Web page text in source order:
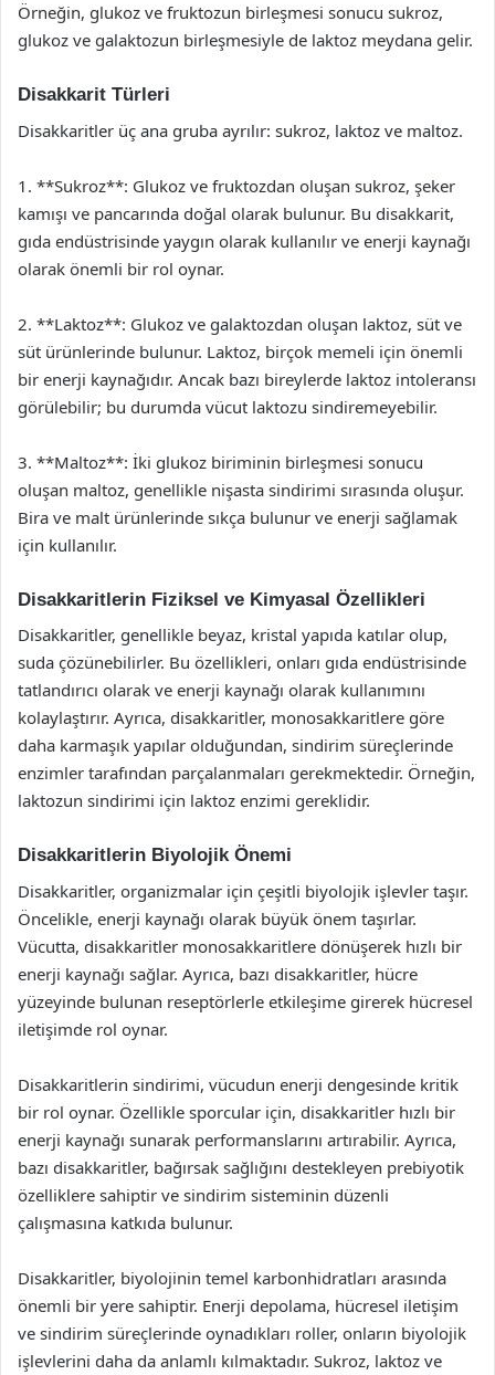
Örneğin, glukoz ve fruktozun birleşmesi sonucu sukroz,
glukoz ve galaktozun birleşmesiyle de laktoz meydana gelir.
Disakkarit Türleri
Disakkaritler üç ana gruba ayrılır: sukroz, laktoz ve maltoz.
1. **Sukroz**: Glukoz ve fruktozdan oluşan sukroz, şeker
kamışı ve pancarında doğal olarak bulunur. Bu disakkarit,
gıda endüstrisinde yaygın olarak kullanılır ve enerji kaynağı
olarak önemli bir rol oynar.
2. **Laktoz**: Glukoz ve galaktozdan oluşan laktoz, süt ve
süt ürünlerinde bulunur. Laktoz, birçok memeli için önemli
bir enerji kaynağıdır. Ancak bazı bireylerde laktoz intoleransı
görülebilir; bu durumda vücut laktozu sindiremeyebilir.
3. **Maltoz**: İki glukoz biriminin birleşmesi sonucu
oluşan maltoz, genellikle nişasta sindirimi sırasında oluşur.
Bira ve malt ürünlerinde sıkça bulunur ve enerji sağlamak
için kullanılır.
Disakkaritlerin Fiziksel ve Kimyasal Özellikleri
Disakkaritler, genellikle beyaz, kristal yapıda katılar olup,
suda çözünebilirler. Bu özellikleri, onları gıda endüstrisinde
tatlandırıcı olarak ve enerji kaynağı olarak kullanımını
kolaylaştırır. Ayrıca, disakkaritler, monosakkaritlere göre
daha karmaşık yapılar olduğundan, sindirim süreçlerinde
enzimler tarafından parçalanmaları gerekmektedir. Örneğin,
laktozun sindirimi için laktoz enzimi gereklidir.
Disakkaritlerin Biyolojik Önemi
Disakkaritler, organizmalar için çeşitli biyolojik işlevler taşır.
Öncelikle, enerji kaynağı olarak büyük önem taşırlar.
Vücutta, disakkaritler monosakkaritlere dönüşerek hızlı bir
enerji kaynağı sağlar. Ayrıca, bazı disakkaritler, hücre
yüzeyinde bulunan reseptörlerle etkileşime girerek hücresel
iletişimde rol oynar.
Disakkaritlerin sindirimi, vücudun enerji dengesinde kritik
bir rol oynar. Özellikle sporcular için, disakkaritler hızlı bir
enerji kaynağı sunarak performanslarını artırabilir. Ayrıca,
bazı disakkaritler, bağırsak sağlığını destekleyen prebiyotik
özelliklere sahiptir ve sindirim sisteminin düzenli
çalışmasına katkıda bulunur.
Disakkaritler, biyolojinin temel karbonhidratları arasında
önemli bir yere sahiptir. Enerji depolama, hücresel iletişim
ve sindirim süreçlerinde oynadıkları roller, onların biyolojik
işlevlerini daha da anlamlı kılmaktadır. Sukroz, laktoz ve